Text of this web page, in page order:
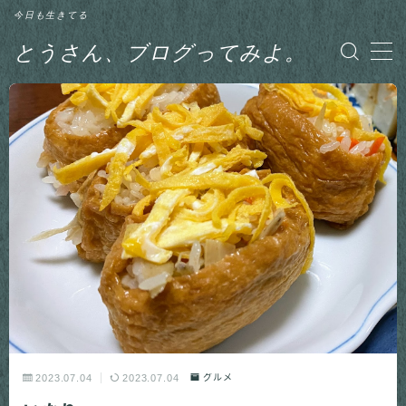
とうさん、ブログってみよ。
今日も生きてる
MENU
グルメ
日記
釣り
2023.07.04 2023.07.04 グルメ